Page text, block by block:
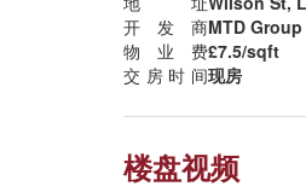
开发商MTD Group
物业费£7.5/sqft
交房时间现房
楼盘视频